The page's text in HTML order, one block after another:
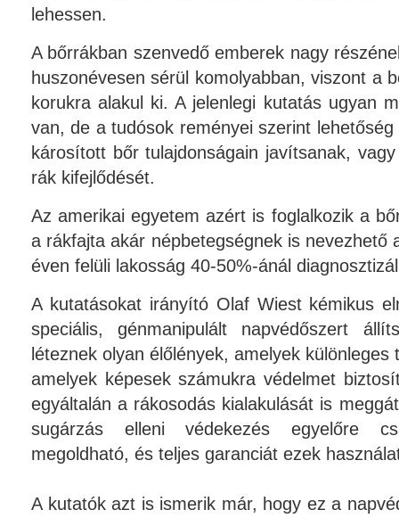
lehessen.
A bőrrákban szenvedő emberek nagy
huszonévesen sérül komolyabban, viszont a
korukra alakul ki. A jelenlegi kutatás ugyan
van, de a tudósok reményei szerint
károsított bőr tulajdonságain javítsanak,
rák kifejlődését.
Az amerikai egyetem azért is foglalkozik a
a rákfajta akár népbetegségnek is nevezhető
éven felüli lakosság 40-50%-ánál
A kutatásokat irányító Olaf Wiest kémikus
speciális, génmanipulált napvédőszert
léteznek olyan élőlények, amelyek
amelyek képesek számukra védelmet
egyáltalán a rákosodás kialakulását is
sugárzás elleni védekezés egyelőre
megoldható, és teljes garanciát ezek
A kutatók azt is ismerik már, hogy ez a